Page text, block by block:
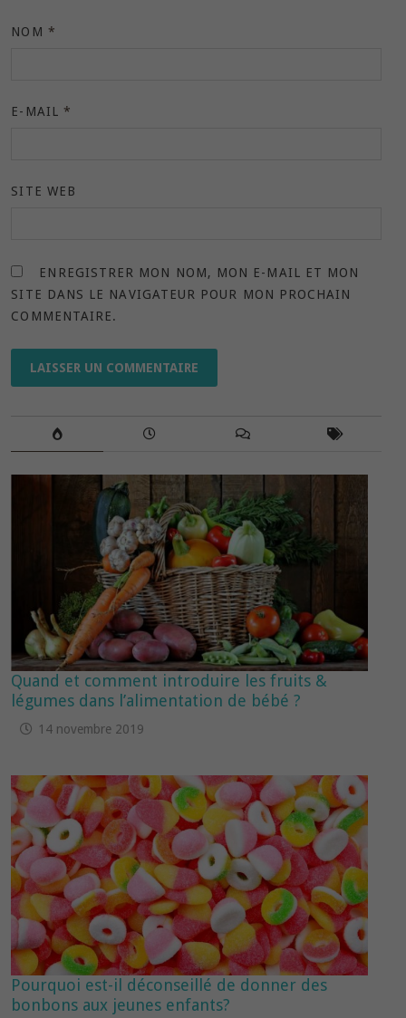
NOM *
E-MAIL *
SITE WEB
ENREGISTRER MON NOM, MON E-MAIL ET MON
SITE DANS LE NAVIGATEUR POUR MON PROCHAIN
COMMENTAIRE.
Quand et comment introduire les fruits &
légumes dans l’alimentation de bébé ?
14 novembre 2019
Pourquoi est-il déconseillé de donner des
bonbons aux jeunes enfants?